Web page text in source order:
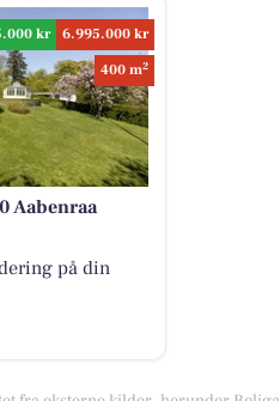
kr
6.995.000 kr
400 m2
Aabenraa
på din